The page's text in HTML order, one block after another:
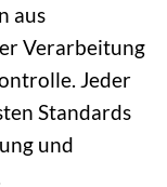
aus
Verarbeitung
Jeder
Standards
und